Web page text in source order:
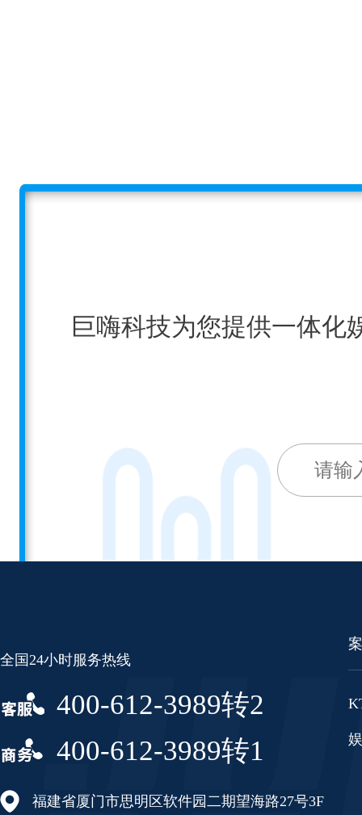
巨嗨科技为您提供一体化
全国24小时服务热线
400-612-3989转2
400-612-3989转1
福建省厦门市思明区软件园二期望海路27号3F